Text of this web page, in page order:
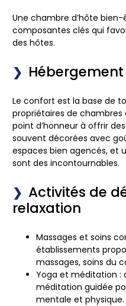
Une chambre d’hôte
composantes clés qui
des hôtes.
Le confort est la base de
propriétaires de
point d’honneur à offrir
souvent décorées avec
espaces bien agencés, et
sont des incontournables.
Activités de
relaxation
Massages et soins
établissements
massages, soins du
Yoga et méditation :
méditation guidée
mentale et physique.